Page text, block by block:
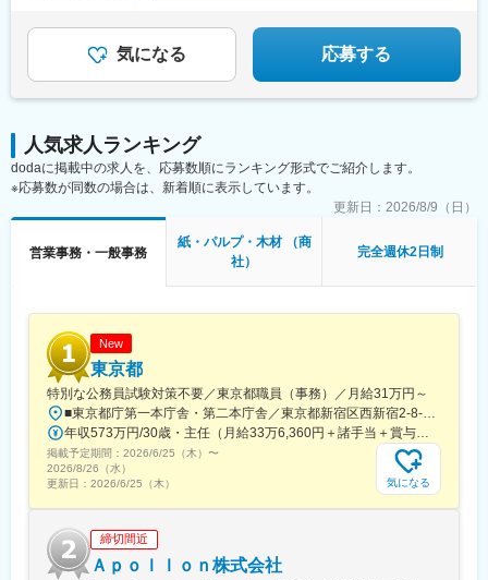
気になる 応募する
人気求人ランキング
dodaに掲載中の求人を、応募数順にランキング形式でご紹介します。
※応募数が同数の場合は、新着順に表示しています。
更新日： 2026/8/9（日）
営業事務・一般事務
紙・パルプ・木材 （商
社）
完全週休2日制
New
東京都
特別な公務員試験対策不要／東京都職員（事務）／月給31万円～
掲載予定期間： 2026/6/25（木） 〜
2026/8/26（水）
更新日： 2026/6/25（木） 気になる
締切間近
Ａｐｏｌｌｏｎ株式会社